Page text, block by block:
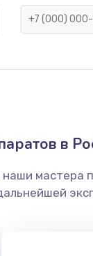
в
мастера